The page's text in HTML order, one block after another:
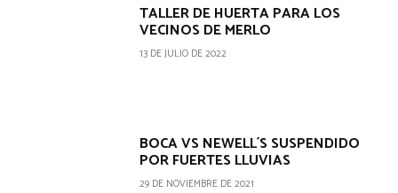
TALLER DE HUERTA PARA LOS
VECINOS DE MERLO
13 DE JULIO DE 2022
BOCA VS NEWELL´S SUSPENDIDO
POR FUERTES LLUVIAS
29 DE NOVIEMBRE DE 2021